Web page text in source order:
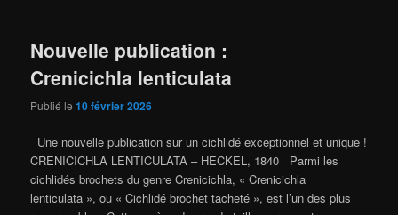
Nouvelle publication :
Crenicichla lenticulata
Publié le10 février 2026
Une nouvelle publication sur un cichlidé exceptionnel et unique !
CRENICICHLA LENTICULATA – HECKEL, 1840 Parmi les
cichlidés brochets du genre Crenicichla, « Crenicichla
lenticulata », ou « Cichlidé brochet tacheté », est l’un des plus